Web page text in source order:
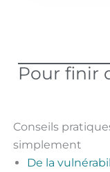
Pour finir
Conseils
simplement
De la